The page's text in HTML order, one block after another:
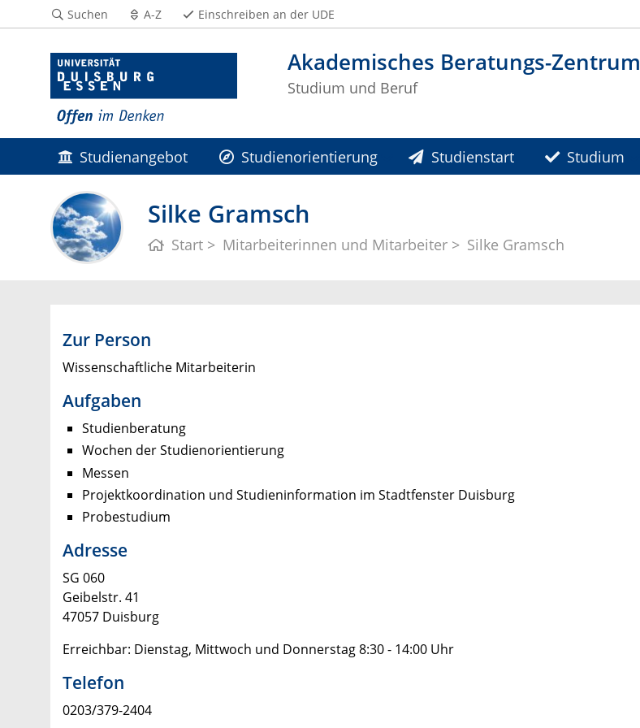
Akademisches Beratungs-Zentrum
Studium und Beruf
Suchen A-Z Einschreiben an der UDE
Studienangebot Studienorientierung Studienstart Studium
Silke Gramsch
Start Mitarbeiterinnen und Mitarbeiter Silke Gramsch
Zur Person
Wissenschaftliche Mitarbeiterin
Aufgaben
Studienberatung
Wochen der Studienorientierung
Messen
Projektkoordination und Studieninformation im Stadtfenster Duisburg
Probestudium
Adresse
SG 060
Geibelstr. 41
47057 Duisburg
Erreichbar: Dienstag, Mittwoch und Donnerstag 8:30 - 14:00 Uhr
Telefon
0203/379-2404